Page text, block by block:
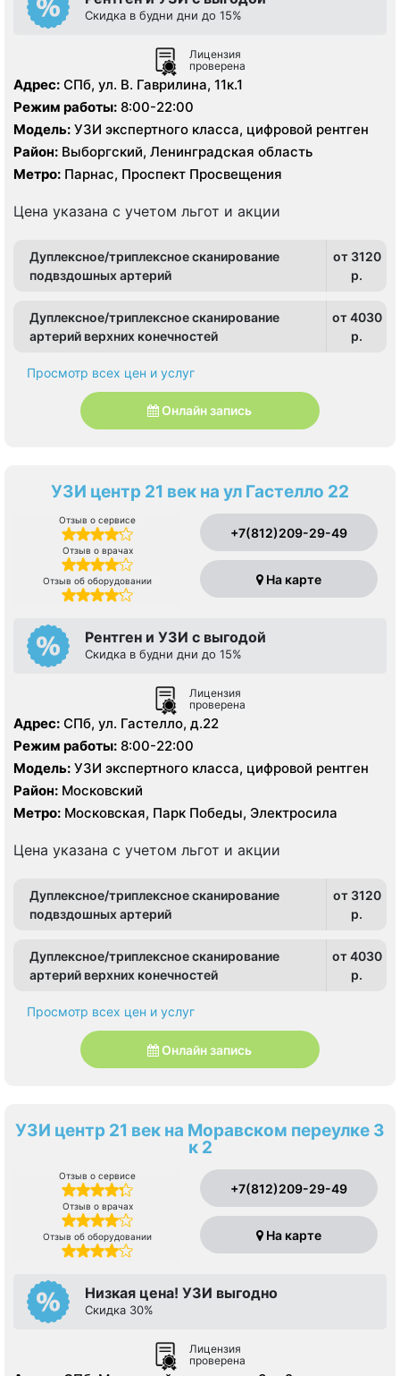
Скидка в будни дни до 15%
Лицензия
проверена
Адрес: СПб, ул. В. Гаврилина, 11к.1
Режим работы: 8:00-22:00
Модель: УЗИ экспертного класса, цифровой рентген
Район: Выборгский, Ленинградская область
Метро: Парнас, Проспект Просвещения
Цена указана с учетом льгот и акции
Дуплексное/триплексное сканирование
подвздошных артерий
от 3120
p.
Дуплексное/триплексное сканирование
артерий верхних конечностей
от 4030
p.
Просмотр всех цен и услуг
Онлайн запись
УЗИ центр 21 век на ул Гастелло 22
Отзыв о сервисе
Отзыв о врачах
Отзыв об оборудовании
+7(812)209-29-49
На карте
Рентген и УЗИ с выгодой
Скидка в будни дни до 15%
Лицензия
проверена
Адрес: СПб, ул. Гастелло, д.22
Режим работы: 8:00-22:00
Модель: УЗИ экспертного класса, цифровой рентген
Район: Московский
Метро: Московская, Парк Победы, Электросила
Цена указана с учетом льгот и акции
Дуплексное/триплексное сканирование
подвздошных артерий
от 3120
p.
Дуплексное/триплексное сканирование
артерий верхних конечностей
от 4030
p.
Просмотр всех цен и услуг
Онлайн запись
УЗИ центр 21 век на Моравском переулке 3
к 2
Отзыв о сервисе
Отзыв о врачах
Отзыв об оборудовании
+7(812)209-29-49
На карте
Низкая цена! УЗИ выгодно
Скидка 30%
Лицензия
проверена